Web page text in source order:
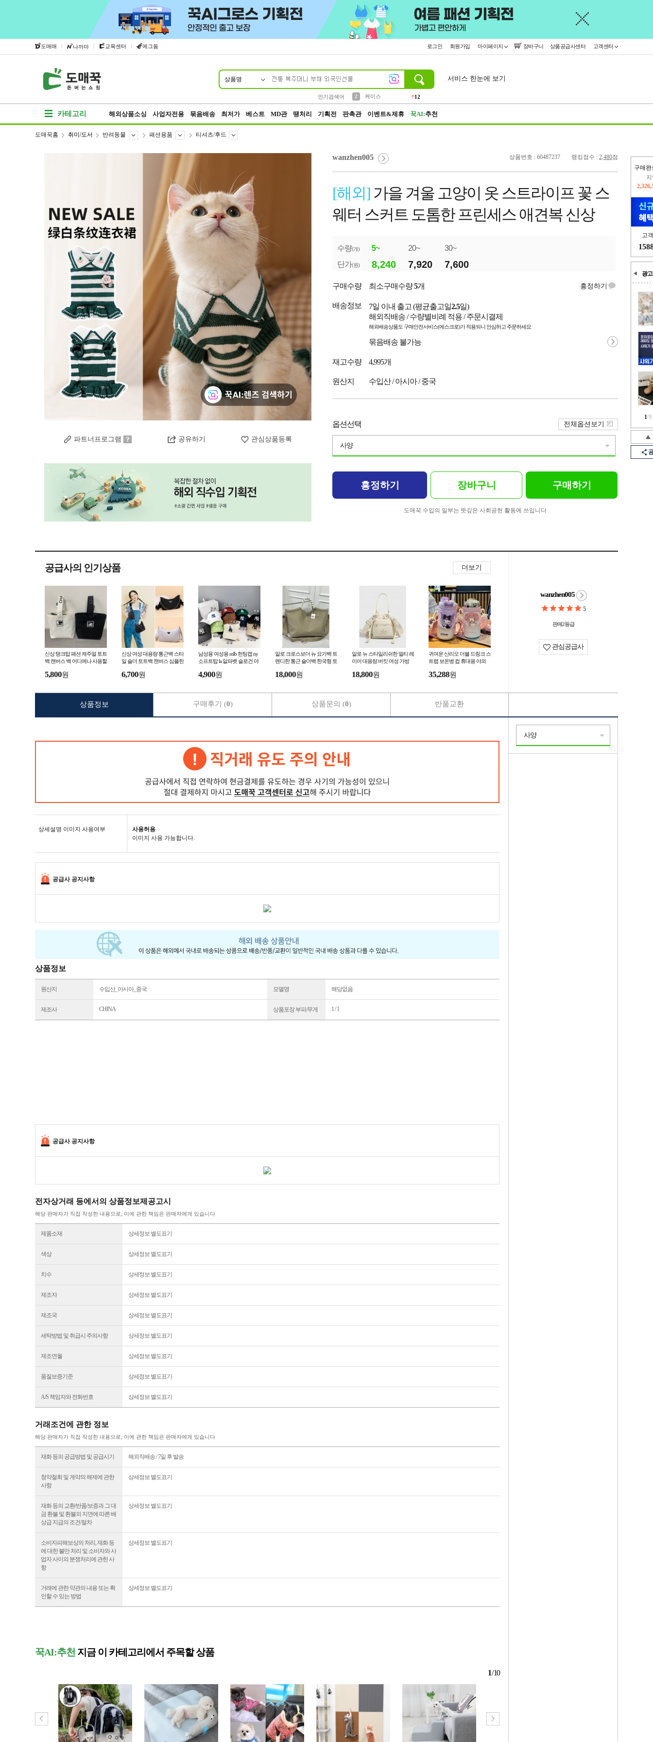
도매매 | 나까마 | 교육센터 | 에그돔 로그인 회원가입 마이페이지 장바구니 상품공급사센터 고객센터
상품명
인기검색어
2
케이스
12
서비스 한눈에 보기
카테고리 해외상품소싱 사업자전용 묶음배송 최저가 베스트 MD관 땡처리 기획전 판촉관 이벤트&제휴 꾹AI:추천
구매완
고
광고
1/9
도매꾹홈 취미/도서 반려동물 패션용품 티셔츠/후드
파트너프로그램 공유하기 관심상품등록
상품번호 : 60487237 랭킹점수 : 2,480점
wanzhen005
[해외] 가을 겨울 고양이 옷 스트라이프 꽃 스
웨터 스커트 도톰한 프린세스 애견복 신상
수량(개) 5~ 20~
30~
단가(원) 8,240 7,920 7,600
구매수량 최소구매수량5개 흥정하기
배송정보 7일 이내 출고 (평균출고일2.5일)
해외직배송 / 수량별비례 적용 / 주문시결제
해외배송상품도 구매안전서비스(에스크로)가 적용되니 안심하고 주문하세요
묶음배송 불가능
재고수량 4,995개
원산지 수입산 / 아시아 / 중국
옵션선택
사양
전체옵션보기
흥정하기 장바구니 구매하기
도매꾹 수입의 일부는 뜻깊은 사회공헌 활동에 쓰입니다
공급사의 인기상품 더보기
신상 탱크탑 패션 캐주얼 토트
백 캔버스 백 어디에나 사용할
백
5,800원
신상 여성 대용량 통근백 스타
일 숄더 토트백 캔버스 심플한
6,700원
남성용 여성용 mlb 헌팅캡 ny
소프트탑 la 알파벳 슬로건 야
4,900원
알로 크로스보더 뉴 요가백 트
렌디한 통근 숄더백 한국형 토
18,000원
알로 뉴 스타일리쉬한 멀티 레
이어 대용량 버킷 여성 가방
18,800원
귀여운 산리오 더블 드링크 스
트랩 보온병 컵 휴대용 야외
35,288원
wanzhen005
5
판매2등급
관심공급사
상세설명 이미지 사용여부
사용허용
이미지 사용 가능합니다.
공급사 공지사항
상품정보
원산지 수입산_아시아_중국 모델명 해당없음
제조사 CHINA 상품포장 부피/무게 1 / 1
공급사 공지사항
전자상거래 등에서의 상품정보제공고시
해당 판매자가 직접 작성한 내용으로, 이에 관한 책임은 판매자에게 있습니다
제품소재 상세정보 별도표기
색상 상세정보 별도표기
치수 상세정보 별도표기
제조자 상세정보 별도표기
제조국 상세정보 별도표기
세탁방법 및 취급시 주의사항 상세정보 별도표기
제조연월 상세정보 별도표기
품질보증기준 상세정보 별도표기
A/S 책임자와 전화번호 상세정보 별도표기
거래조건에 관한 정보
해당 판매자가 직접 작성한 내용으로, 이에 관한 책임은 판매자에게 있습니다
재화 등의 공급방법 및 공급시기 해외직배송 / 7일 후 발송
청약철회 및 계약의 해제에 관한
사항
상세정보 별도표기
재화 등의 교환/반품/보증과 그 대
금 환불 및 환불의 지연에 따른 배
상급 지급의 조건/절차
상세정보 별도표기
소비자피해보상의 처리, 재화 등
에 대한 불만 처리 및 소비자와 사
업자 사이의 분쟁처리에 관한 사
항
상세정보 별도표기
거래에 관한 약관의 내용 또는 확
인할 수 있는 방법
상세정보 별도표기
꾹AI:추천 지금 이 카테고리에서 주목할 상품
1/10
상품정보 구매후기 (0) 상품문의 (0) 반품교환
사양